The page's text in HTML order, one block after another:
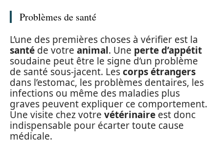
Problèmes de santé
L’une des premières choses à vérifier est la
santé de votre animal. Une perte d’appétit
soudaine peut être le signe d’un problème
de santé sous-jacent. Lescorps étrangers
dans l’estomac, les problèmes dentaires, les
infections ou même des maladies plus
graves peuvent expliquer ce comportement.
Une visite chez votre vétérinaire est donc
indispensable pour écarter toute cause
médicale.